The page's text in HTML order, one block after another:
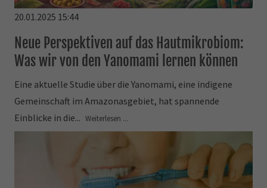
20.01.2025 15:44
Neue Perspektiven auf das Hautmikrobiom:
Was wir von den Yanomami lernen können
Eine aktuelle Studie über die Yanomami, eine indigene
Gemeinschaft im Amazonasgebiet, hat spannende
Einblicke in die... Weiterlesen ...